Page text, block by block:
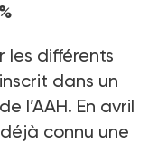
%
les différents
dans un
l’AAH. En avril
connu une